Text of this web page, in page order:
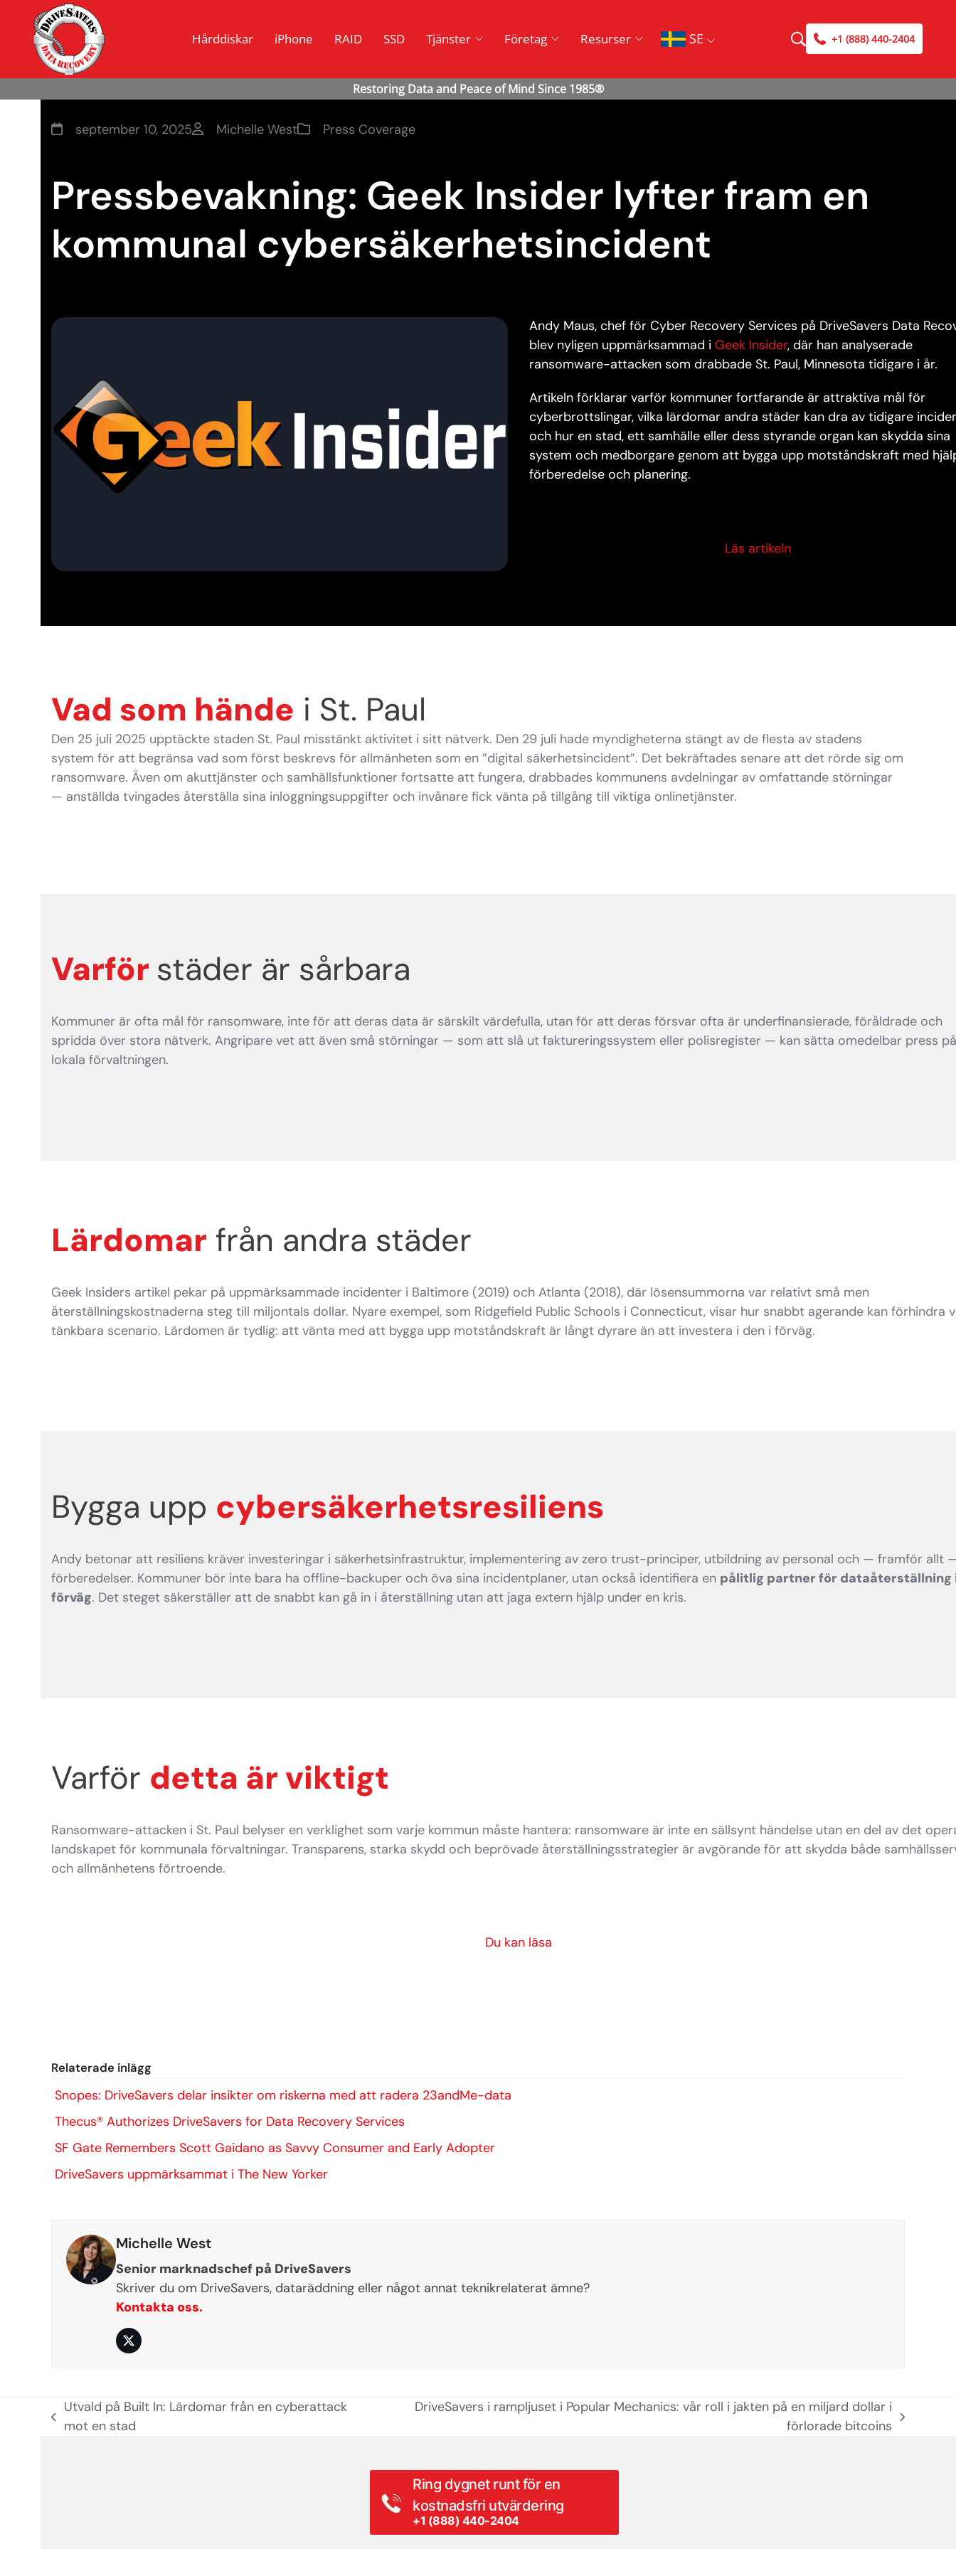
Hårddiskar iPhone RAID SSD Tjänster Företag Resurser SE +1 (888) 440-2404
september 10, 2025 Michelle West Press Coverage
Pressbevakning: Geek Insider lyfter fram en
kommunal cybersäkerhetsincident
Andy Maus, chef för Cyber Recovery Services på DriveSavers Data
blev nyligen uppmärksammad i Geek Insider, där han analyserade
ransomware-attacken som drabbade St. Paul, Minnesota tidigare i år.
Artikeln förklarar varför kommuner fortfarande är attraktiva mål för
cyberbrottslingar, vilka lärdomar andra städer kan dra av tidigare
och hur en stad, ett samhälle eller dess styrande organ kan skydda sina
system och medborgare genom att bygga upp motståndskraft med
förberedelse och planering.
Läs artikeln
Vad som hände i St. Paul
Den 25 juli 2025 upptäckte staden St. Paul misstänkt aktivitet i sitt nätverk. Den 29 juli hade myndigheterna stängt av de flesta av stadens
system för att begränsa vad som först beskrevs för allmänheten som en ”digital säkerhetsincident”. Det bekräftades senare att det rörde sig om
ransomware. Även om akuttjänster och samhällsfunktioner fortsatte att fungera, drabbades kommunens avdelningar av omfattande störningar
— anställda tvingades återställa sina inloggningsuppgifter och invånare fick vänta på tillgång till viktiga onlinetjänster.
Varför städer är sårbara
Kommuner är ofta mål för ransomware, inte för att deras data är särskilt värdefulla, utan för att deras försvar ofta är underfinansierade, föråldrade och
spridda över stora nätverk. Angripare vet att även små störningar — som att slå ut faktureringssystem eller polisregister — kan sätta omedelbar press
lokala förvaltningen.
Lärdomar från andra städer
Geek Insiders artikel pekar på uppmärksammade incidenter i Baltimore (2019) och Atlanta (2018), där lösensummorna var relativt små men
återställningskostnaderna steg till miljontals dollar. Nyare exempel, som Ridgefield Public Schools i Connecticut, visar hur snabbt agerande kan förhindra
tänkbara scenario. Lärdomen är tydlig: att vänta med att bygga upp motståndskraft är långt dyrare än att investera i den i förväg.
Bygga upp cybersäkerhetsresiliens
Andy betonar att resiliens kräver investeringar i säkerhetsinfrastruktur, implementering av zero trust-principer, utbildning av personal och — framför allt
förberedelser. Kommuner bör inte bara ha offline-backuper och öva sina incidentplaner, utan också identifiera en pålitlig partner för dataåterställning
förväg. Det steget säkerställer att de snabbt kan gå in i återställning utan att jaga extern hjälp under en kris.
Varför detta är viktigt
Ransomware-attacken i St. Paul belyser en verklighet som varje kommun måste hantera: ransomware är inte en sällsynt händelse utan en del av det
landskapet för kommunala förvaltningar. Transparens, starka skydd och beprövade återställningsstrategier är avgörande för att skydda både
och allmänhetens förtroende.
Du kan läsa
Relaterade inlägg
Snopes: DriveSavers delar insikter om riskerna med att radera 23andMe-data
Thecus® Authorizes DriveSavers for Data Recovery Services
SF Gate Remembers Scott Gaidano as Savvy Consumer and Early Adopter
DriveSavers uppmärksammat i The New Yorker
Michelle West
Senior marknadschef på DriveSavers
Skriver du om DriveSavers, dataräddning eller något annat teknikrelaterat ämne?
Kontakta oss.
Twitter
previous
Utvald på Built In: Lärdomar från en cyberattack
mot en stad
DriveSavers i rampljuset i Popular Mechanics: vår roll i jakten på en miljard dollar i
förlorade bitcoins
Ring dygnet runt för en
kostnadsfri utvärdering
+1 (888) 440-2404